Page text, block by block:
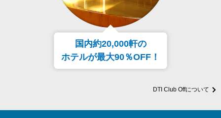
国内約20,000軒の
ホテルが最大90％OFF！
DTI Club Offについて